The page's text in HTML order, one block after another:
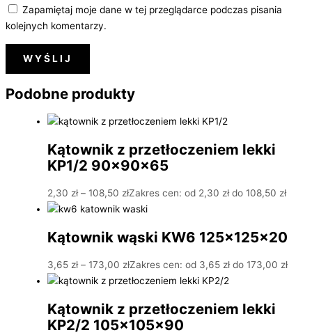
Zapamiętaj moje dane w tej przeglądarce podczas pisania
kolejnych komentarzy.
Podobne produkty
Kątownik z przetłoczeniem lekki
KP1/2 90x90x65
2,30 zł – 108,50 złZakres cen: od 2,30 zł do 108,50 zł
Kątownik wąski KW6 125x125x20
3,65 zł – 173,00 złZakres cen: od 3,65 zł do 173,00 zł
Kątownik z przetłoczeniem lekki
KP2/2 105x105x90